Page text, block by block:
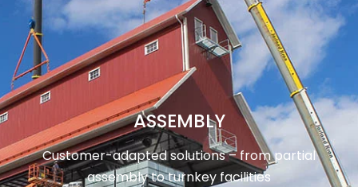
ASSEMBLY
Customer-adapted solutions – from partial
assembly to turnkey facilities